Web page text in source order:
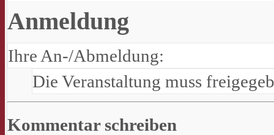
Anmeldung
Ihre An-/Abmeldung:
Die Veranstaltung muss
Kommentar schreiben